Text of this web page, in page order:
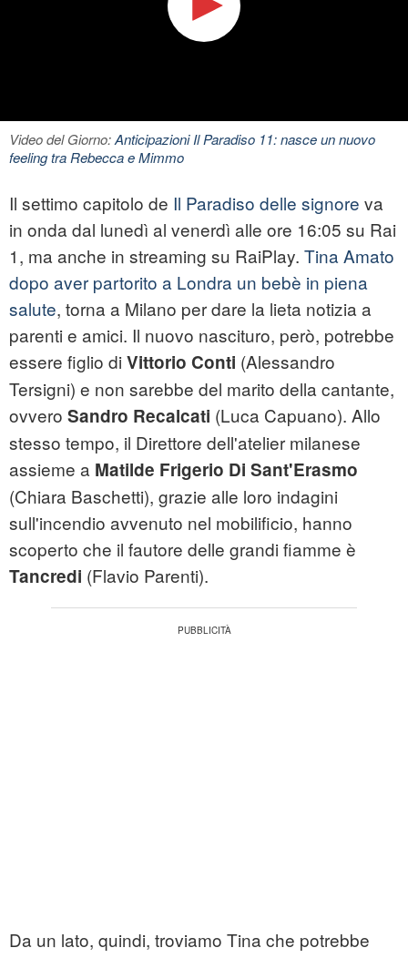
Video del Giorno:Anticipazioni Il Paradiso 11: nasce un nuovo
feeling tra Rebecca e Mimmo
Il settimo capitolo de Il Paradiso delle signore va
in onda dal lunedì al venerdì alle ore 16:05 su Rai
1, ma anche in streaming su RaiPlay. Tina Amato
dopo aver partorito a Londra un bebè in piena
salute, torna a Milano per dare la lieta notizia a
parenti e amici. Il nuovo nascituro, però, potrebbe
essere figlio di Vittorio Conti (Alessandro
Tersigni) e non sarebbe del marito della cantante,
ovvero Sandro Recalcati (Luca Capuano). Allo
stesso tempo, il Direttore dell'atelier milanese
assieme a Matilde Frigerio Di Sant'Erasmo
(Chiara Baschetti), grazie alle loro indagini
sull'incendio avvenuto nel mobilificio, hanno
scoperto che il fautore delle grandi fiamme è
Tancredi (Flavio Parenti).
Da un lato, quindi, troviamo Tina che potrebbe